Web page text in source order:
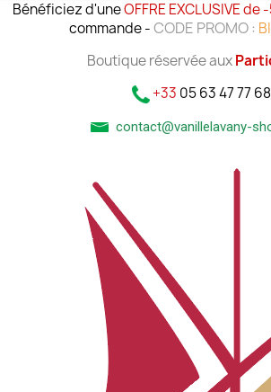
Bénéficiez d'uneOFFRE EXCLUSIVE de
commande -CODE PROMO :
Boutique réservée aux
+33 05 63 47 77 68
contact@vanillelavany-